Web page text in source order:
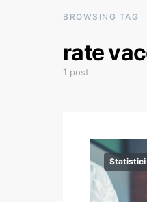
BROWSING TAG
rate
1 post
Statistici